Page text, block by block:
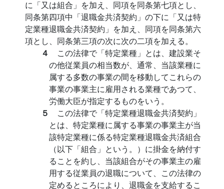
に「又は組合」を加え、同項を同条第七項とし、
同条第四項中「退職金共済契約」の下に「又は特
定業種退職金共済契約」を加え、同項を同条第六
項とし、同条第三項の次に次の二項を加える。
４ この法律で「特定業種」とは、建設業そ
の他従業員の相当数が、通常、当該業種に
属する多数の事業の間を移動してこれらの
事業の事業主に雇用される業種であつて、
労働大臣が指定するものをいう。
５ この法律で「特定業種退職金共済契約」
とは、特定業種に属する事業の事業主が当
該特定業種に係る特定業種退職金共済組合
（以下「組合」という。）に掛金を納付す
ることを約し、当該組合がその事業主の雇
用する従業員の退職について、この法律の
定めるところにより、退職金を支給するこ